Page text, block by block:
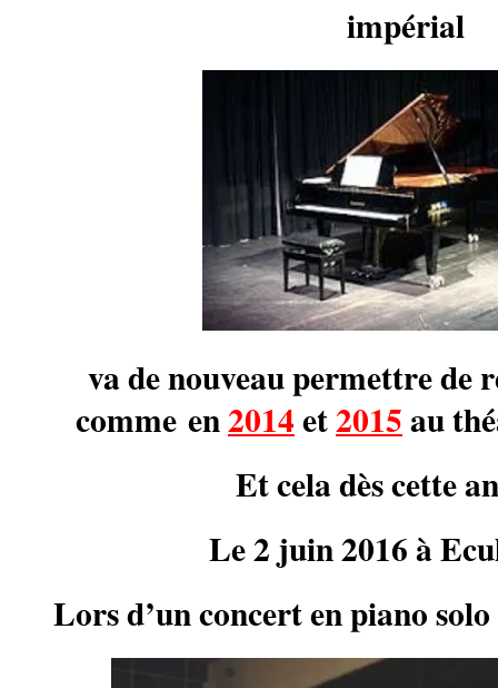
impérial
va de nouveau permettre de
comme en2014et2015au
Et cela dès cette
Le 2 juin 2016 à
Lors d’un concert en piano